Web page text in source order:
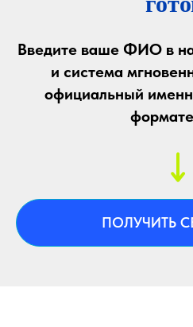
Введите ваше ФИО в
и система
официальный
ПОЛУЧИТЬ